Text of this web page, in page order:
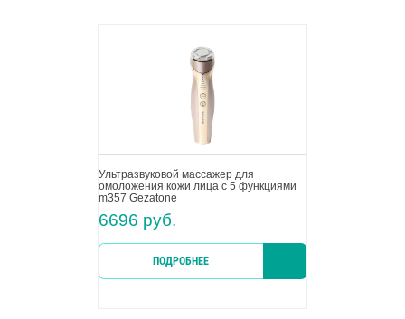
Ультразвуковой массажер для
омоложения кожи лица с 5 функциями
m357 Gezatone
6696 руб.
ПОДРОБНЕЕ